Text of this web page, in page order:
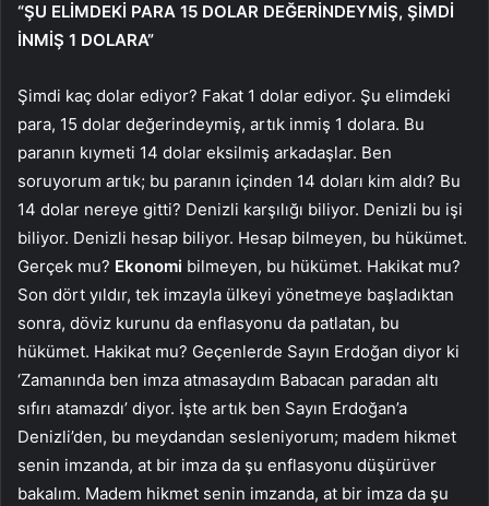
“ŞU ELİMDEKİ PARA 15 DOLAR DEĞERİNDEYMİŞ, ŞİMDİ
İNMİŞ 1 DOLARA”
Şimdi kaç dolar ediyor? Fakat 1 dolar ediyor. Şu elimdeki
para, 15 dolar değerindeymiş, artık inmiş 1 dolara. Bu
paranın kıymeti 14 dolar eksilmiş arkadaşlar. Ben
soruyorum artık; bu paranın içinden 14 doları kim aldı? Bu
14 dolar nereye gitti? Denizli karşılığı biliyor. Denizli bu işi
biliyor. Denizli hesap biliyor. Hesap bilmeyen, bu hükümet.
Gerçek mu? Ekonomi bilmeyen, bu hükümet. Hakikat mu?
Son dört yıldır, tek imzayla ülkeyi yönetmeye başladıktan
sonra, döviz kurunu da enflasyonu da patlatan, bu
hükümet. Hakikat mu? Geçenlerde Sayın Erdoğan diyor ki
‘Zamanında ben imza atmasaydım Babacan paradan altı
sıfırı atamazdı’ diyor. İşte artık ben Sayın Erdoğan’a
Denizli’den, bu meydandan sesleniyorum; madem hikmet
senin imzanda, at bir imza da şu enflasyonu düşürüver
bakalım. Madem hikmet senin imzanda, at bir imza da şu